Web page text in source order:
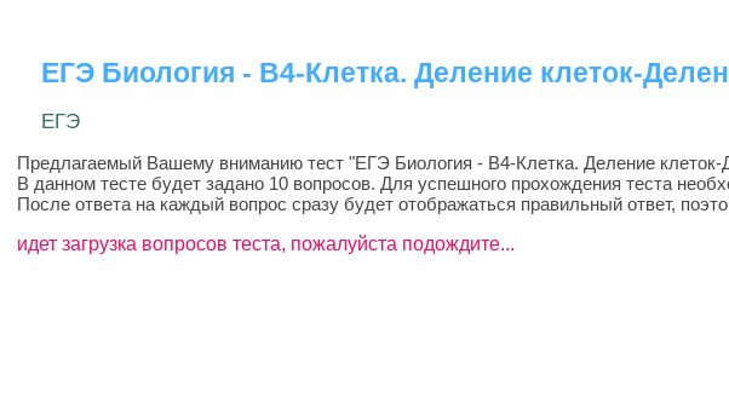
ЕГЭ Биология - B4-Клетка. Деление клеток-
ЕГЭ
Предлагаемый Вашему вниманию тест "ЕГЭ Биология - B4-Клетка. Деление
В данном тесте будет задано 10 вопросов. Для успешного прохождения теста
После ответа на каждый вопрос сразу будет отображаться правильный ответ,
идет загрузка вопросов теста, пожалуйста подождите...